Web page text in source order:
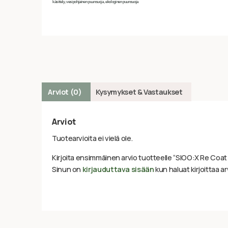
käsittely, vesipohjainen puunsuoja, ekologinen puunsuoja
Arviot (0) Kysymykset & Vastaukset
Arviot
Tuotearvioita ei vielä ole.
Kirjoita ensimmäinen arvio tuotteelle “SIOO:X Re Coat
Sinun on kirjauduttava sisäänkun haluat kirjoittaa